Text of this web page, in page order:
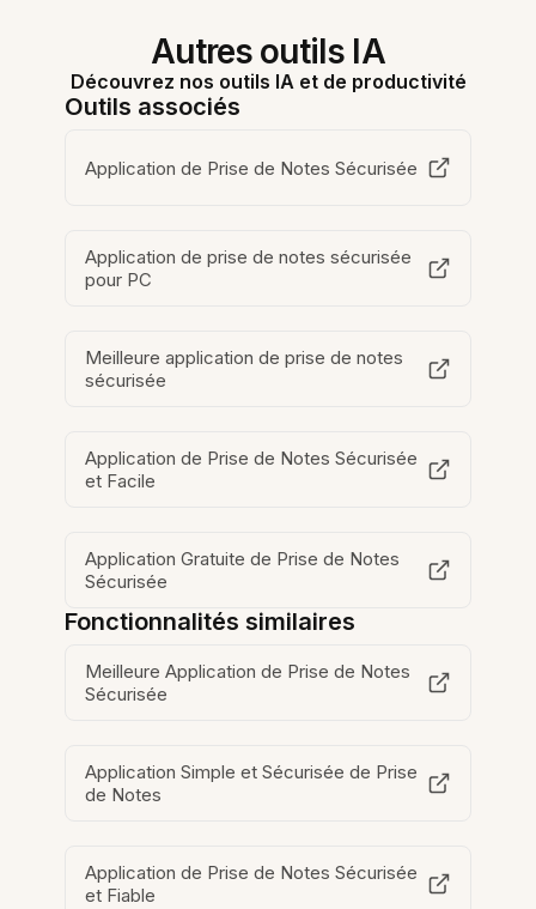
Autres outils IA
Découvrez nos outils IA et de productivité
Outils associés
Application de Prise de Notes Sécurisée
Application de prise de notes sécurisée
pour PC
Meilleure application de prise de notes
sécurisée
Application de Prise de Notes Sécurisée
et Facile
Application Gratuite de Prise de Notes
Sécurisée
Fonctionnalités similaires
Meilleure Application de Prise de Notes
Sécurisée
Application Simple et Sécurisée de Prise
de Notes
Application de Prise de Notes Sécurisée
et Fiable